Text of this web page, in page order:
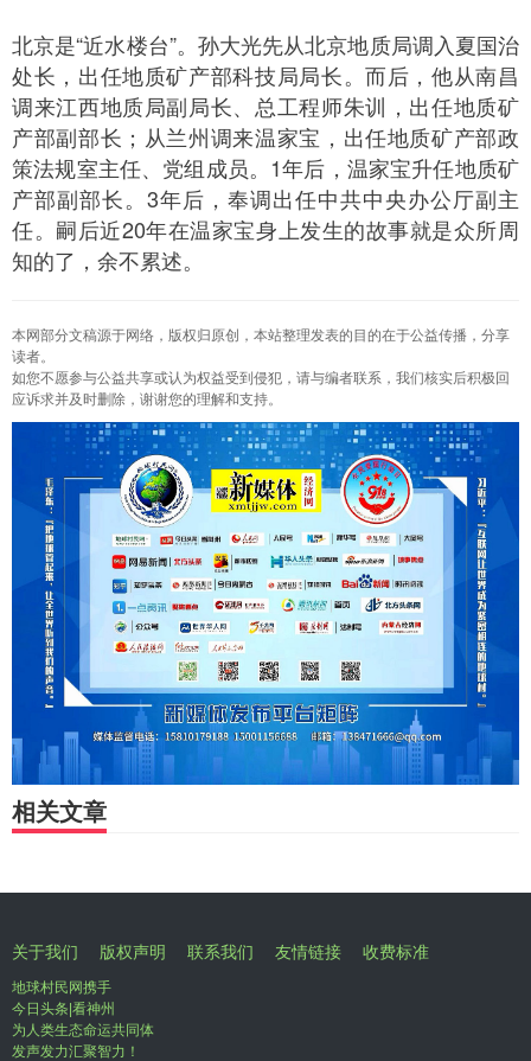
北京是“近水楼台”。孙大光先从北京地质局调入夏国治
处长，出任地质矿产部科技局局长。而后，他从南昌
调来江西地质局副局长、总工程师朱训，出任地质矿
产部副部长；从兰州调来温家宝，出任地质矿产部政
策法规室主任、党组成员。1年后，温家宝升任地质矿
产部副部长。3年后，奉调出任中共中央办公厅副主
任。嗣后近20年在温家宝身上发生的故事就是众所周
知的了，余不累述。
本网部分文稿源于网络，版权归原创，本站整理发表的目的在于公益传播，分享
读者。
如您不愿参与公益共享或认为权益受到侵犯，请与编者联系，我们核实后积极回
应诉求并及时删除，谢谢您的理解和支持。
相关文章
关于我们 版权声明 联系我们 友情链接 收费标准
地球村民网携手
今日头条|看神州
为人类生态命运共同体
发声发力汇聚智力！